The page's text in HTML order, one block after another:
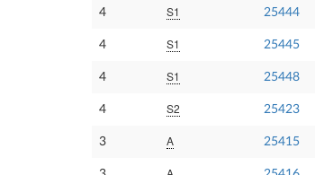
4 S1 25444
4 S1 25445
4 S1 25448
4 S2 25423
3 A 25415